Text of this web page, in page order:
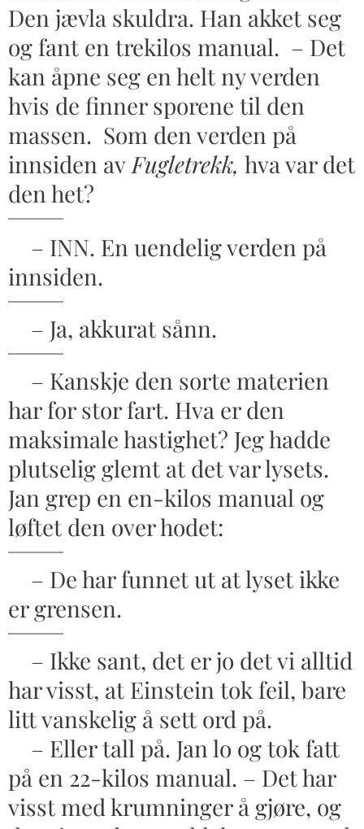
Den jævla skuldra. Han akket seg
og fant en trekilos manual. – Det
kan åpne seg en helt ny verden
hvis de finner sporene til den
massen. Som den verden på
innsiden av Fugletrekk, hva var det
den het?
– INN. En uendelig verden på
innsiden.
– Ja, akkurat sånn.
– Kanskje den sorte materien
har for stor fart. Hva er den
maksimale hastighet? Jeg hadde
plutselig glemt at det var lysets.
Jan grep en en-kilos manual og
løftet den over hodet:
– De har funnet ut at lyset ikke
er grensen.
– Ikke sant, det er jo det vi alltid
har visst, at Einstein tok feil, bare
litt vanskelig å sett ord på.
– Eller tall på. Jan lo og tok fatt
på en 22-kilos manual. – Det har
visst med krumninger å gjøre, og